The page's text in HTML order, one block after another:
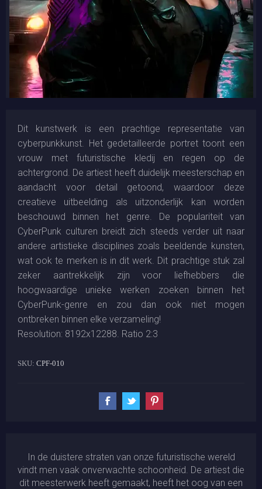
Dit kunstwerk is een prachtige representatie van
cyberpunkkunst. Het gedetailleerde portret toont een
vrouw met futuristische kledij en regen op de
achtergrond. De artiest heeft duidelijk meesterschap en
aandacht voor detail getoond, waardoor deze
creatieve uitbeelding als uitzonderlijk kan worden
beschouwd binnen het genre. De populariteit van
CyberPunk culturen breidt zich steeds verder uit naar
andere artistieke disciplines zoals beeldende kunsten,
wat ook te merken is in dit werk. Dit prachtige stuk zal
zeker aantrekkelijk zijn voor liefhebbers die
hoogwaardige unieke werken zoeken binnen het
CyberPunk-genre en zou dan ook niet mogen
ontbreken binnen elke verzameling!
Resolution: 8192x12288. Ratio 2:3
SKU: CPF-010
In de duistere straten van onze futuristische wereld
vindt men vaak onverwachte schoonheid. De artiest die
dit meesterwerk heeft gemaakt, heeft het oog van een